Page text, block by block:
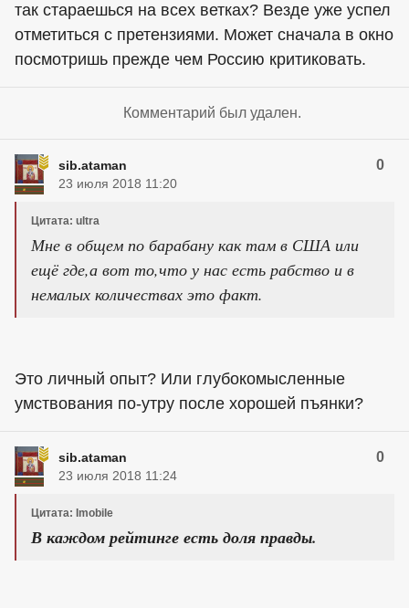
так стараешься на всех ветках? Везде уже успел
отметиться с претензиями. Может сначала в окно
посмотришь прежде чем Россию критиковать.
Комментарий был удален.
sib.ataman 0
23 июля 2018 11:20
Цитата: ultra
Мне в общем по барабану как там в США или
ещё где,а вот то,что у нас есть рабство и в
немалых количествах это факт.
Это личный опыт? Или глубокомысленные
умствования по-утру после хорошей пъянки?
sib.ataman 0
23 июля 2018 11:24
Цитата: Imobile
В каждом рейтинге есть доля правды.